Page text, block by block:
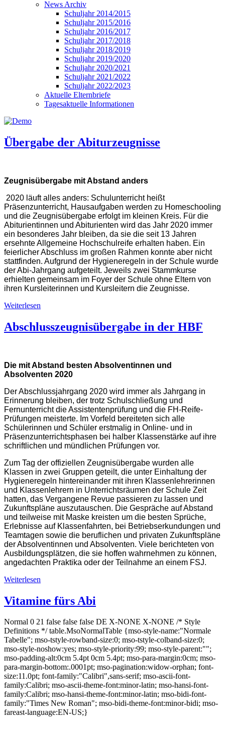
News Archiv
Schuljahr 2014/2015
Schuljahr 2015/2016
Schuljahr 2016/2017
Schuljahr 2017/2018
Schuljahr 2018/2019
Schuljahr 2019/2020
Schuljahr 2020/2021
Schuljahr 2021/2022
Schuljahr 2022/2023
Aktuelle Elternbriefe
Tagesaktuelle Informationen
Übergabe der Abiturzeugnisse
Zeugnisübergabe mit Abstand anders
2020 läuft alles anders: Schulunterricht heißt
Präsenzunterricht, Hausaufgaben werden zu Homeschooling
und die Zeugnisübergabe erfolgt im kleinen Kreis. Für die
Abiturientinnen und Abiturienten wird das Jahr 2020 immer
ein besonderes Jahr bleiben, da sie die seit 13 Jahren
ersehnte Allgemeine Hochschulreife erhalten haben. Ein
feierlicher Abschluss im großen Rahmen konnte aber nicht
stattfinden. Aufgrund der Hygieneregeln in der Schule wurde
der Abi-Jahrgang aufgeteilt. Jeweils zwei Stammkurse
erhielten gemeinsam im Foyer der Schule ohne Eltern von
ihren Kursleiterinnen und Kursleitern die Zeugnisse.
Weiterlesen
Abschlusszeugnisübergabe in der HBF
Die mit Abstand besten Absolventinnen und
Absolventen 2020
Der Abschlussjahrgang 2020 wird immer als Jahrgang in
Erinnerung bleiben, der trotz Schulschließung und
Fernunterricht die Assistentenprüfung und die FH-Reife-
Prüfungen meisterte. Im Vorfeld bereiteten sich alle
Schülerinnen und Schüler erstmalig in Online- und in
Präsenzunterrichtsphasen bei halber Klassenstärke auf ihre
schriftlichen und mündlichen Prüfungen vor.
Zum Tag der offiziellen Zeugnisübergabe wurden alle
Klassen in zwei Gruppen geteilt, die unter Einhaltung der
Hygieneregeln hintereinander mit ihren Klassenlehrerinnen
und Klassenlehrern in Unterrichtsräumen der Schule Zeit
hatten, das Vergangene Revue passieren zu lassen und
Zukunftspläne auszutauschen. Die Gespräche auf Abstand
und teilweise mit Maske kreisten um die besten Sprüche,
Erlebnisse auf Klassenfahrten, bei Betriebserkundungen und
Teamtagen sowie die beruflichen und privaten Zukunftspläne
der Absolventinnen und Absolventen. Viele berichteten von
Ausbildungsplätzen, die sie hoffen wahrnehmen zu können,
angedachten Praktika oder der Teilnahme an einem FSJ.
Weiterlesen
Vitamine fürs Abi
Normal 0 21 false false false DE X-NONE X-NONE /* Style
Definitions */ table.MsoNormalTable {mso-style-name:"Normale
Tabelle"; mso-tstyle-rowband-size:0; mso-tstyle-colband-size:0;
mso-style-noshow:yes; mso-style-priority:99; mso-style-parent:"";
mso-padding-alt:0cm 5.4pt 0cm 5.4pt; mso-para-margin:0cm; mso-
para-margin-bottom:.0001pt; mso-pagination:widow-orphan; font-
size:11.0pt; font-family:"Calibri",sans-serif; mso-ascii-font-
family:Calibri; mso-ascii-theme-font:minor-latin; mso-hansi-font-
family:Calibri; mso-hansi-theme-font:minor-latin; mso-bidi-font-
family:"Times New Roman"; mso-bidi-theme-font:minor-bidi; mso-
fareast-language:EN-US;}